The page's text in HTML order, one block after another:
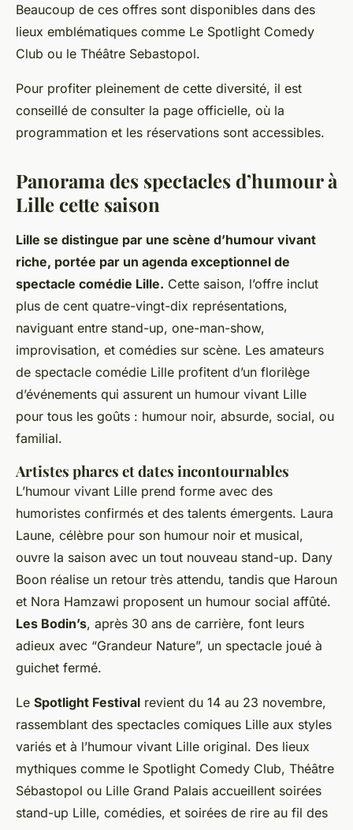
Beaucoup de ces offres sont disponibles dans des
lieux emblématiques comme Le Spotlight Comedy
Club ou le Théâtre Sebastopol.
Pour profiter pleinement de cette diversité, il est
conseillé de consulter la page officielle, où la
programmation et les réservations sont accessibles.
Panorama des spectacles d’humour à
Lille cette saison
Lille se distingue par une scène d’humour vivant
riche, portée par un agenda exceptionnel de
spectacle comédie Lille. Cette saison, l’offre inclut
plus de cent quatre-vingt-dix représentations,
naviguant entre stand-up, one-man-show,
improvisation, et comédies sur scène. Les amateurs
de spectacle comédie Lille profitent d’un florilège
d’événements qui assurent un humour vivant Lille
pour tous les goûts : humour noir, absurde, social, ou
familial.
Artistes phares et dates incontournables
L’humour vivant Lille prend forme avec des
humoristes confirmés et des talents émergents. Laura
Laune, célèbre pour son humour noir et musical,
ouvre la saison avec un tout nouveau stand-up. Dany
Boon réalise un retour très attendu, tandis que Haroun
et Nora Hamzawi proposent un humour social affûté.
Les Bodin’s, après 30 ans de carrière, font leurs
adieux avec “Grandeur Nature”, un spectacle joué à
guichet fermé.
Le Spotlight Festival revient du 14 au 23 novembre,
rassemblant des spectacles comiques Lille aux styles
variés et à l’humour vivant Lille original. Des lieux
mythiques comme le Spotlight Comedy Club, Théâtre
Sébastopol ou Lille Grand Palais accueillent soirées
stand-up Lille, comédies, et soirées de rire au fil des